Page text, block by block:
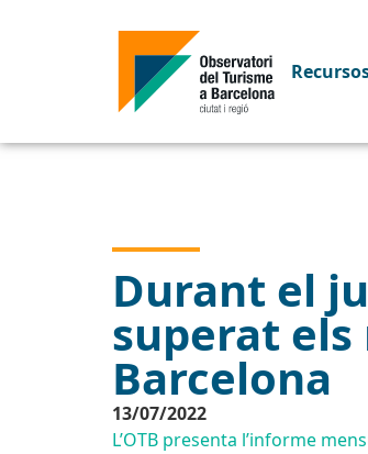
Durant el
superat
Barcelona
13/07/2022
L’OTB presenta l’informe